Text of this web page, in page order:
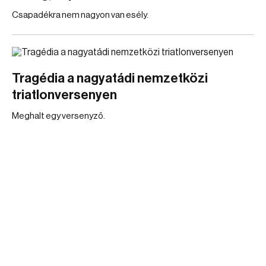
Csapadékra nem nagyon van esély.
Tragédia a nagyatádi nemzetközi
triatlonversenyen
Meghalt egy versenyző.